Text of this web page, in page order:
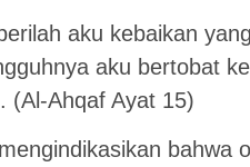
aku kebaikan
aku bertobat
(Al-Ahqaf Ayat 15)
bahwa